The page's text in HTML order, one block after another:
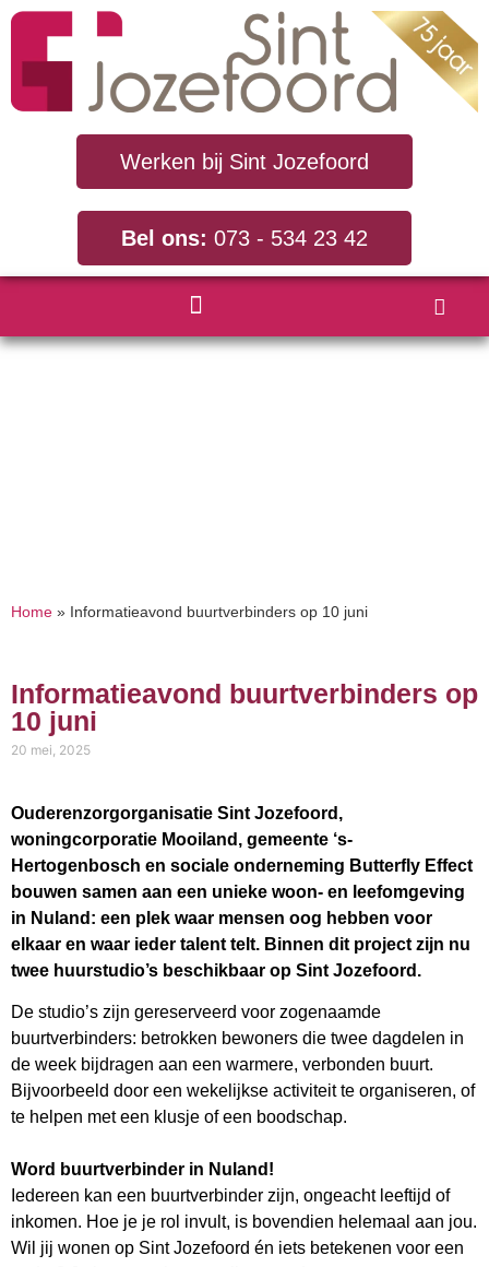
Werken bij Sint Jozefoord
Bel ons: 073 - 534 23 42
Home » Informatieavond buurtverbinders op 10 juni
Informatieavond buurtverbinders op
10 juni
20 mei, 2025
Ouderenzorgorganisatie Sint Jozefoord,
woningcorporatie Mooiland, gemeente ‘s-
Hertogenbosch en sociale onderneming Butterfly Effect
bouwen samen aan een unieke woon- en leefomgeving
in Nuland: een plek waar mensen oog hebben voor
elkaar en waar ieder talent telt. Binnen dit project zijn nu
twee huurstudio’s beschikbaar op Sint Jozefoord.
De studio’s zijn gereserveerd voor zogenaamde
buurtverbinders: betrokken bewoners die twee dagdelen in
de week bijdragen aan een warmere, verbonden buurt.
Bijvoorbeeld door een wekelijkse activiteit te organiseren, of
te helpen met een klusje of een boodschap.
Word buurtverbinder in Nuland!
Iedereen kan een buurtverbinder zijn, ongeacht leeftijd of
inkomen. Hoe je je rol invult, is bovendien helemaal aan jou.
Wil jij wonen op Sint Jozefoord én iets betekenen voor een